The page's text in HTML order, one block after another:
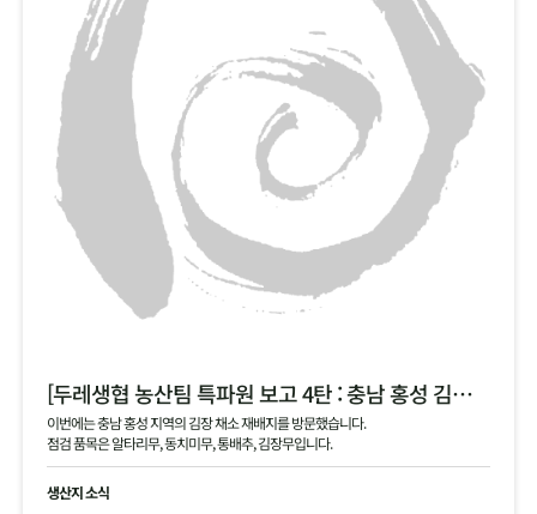
[두레생협 농산팀 특파원 보고 4탄 : 충남 홍성 김장 채소 필지 점검 현황 공유]
이번에는 충남 홍성 지역의 김장 채소 재배지를 방문했습니다.
점검 품목은 알타리무, 동치미무, 통배추, 김장무입니다.
생산지 소식